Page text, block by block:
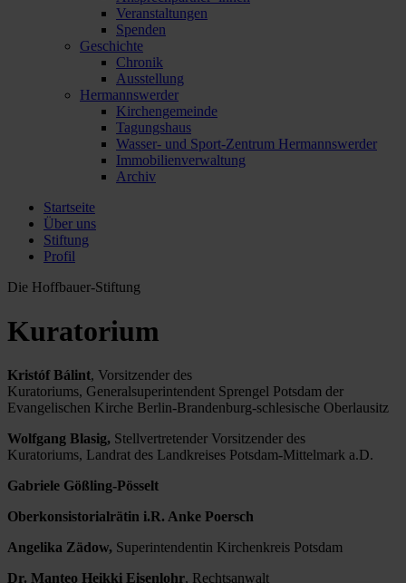
Veranstaltungen
Spenden
Geschichte
Chronik
Ausstellung
Hermannswerder
Kirchengemeinde
Tagungshaus
Wasser- und Sport-Zentrum Hermannswerder
Immobilienverwaltung
Archiv
Startseite
Über uns
Stiftung
Profil
Die Hoffbauer-Stiftung
Kuratorium
Kristóf Bálint, Vorsitzender des
Kuratoriums, Generalsuperintendent Sprengel Potsdam der
Evangelischen Kirche Berlin-Brandenburg-schlesische Oberlausitz
Wolfgang Blasig, Stellvertretender Vorsitzender des
Kuratoriums, Landrat des Landkreises Potsdam-Mittelmark a.D.
Gabriele Gößling-Pösselt
Oberkonsistorialrätin i.R. Anke Poersch
Angelika Zädow, Superintendentin Kirchenkreis Potsdam
Dr. Manteo Heikki Eisenlohr, Rechtsanwalt